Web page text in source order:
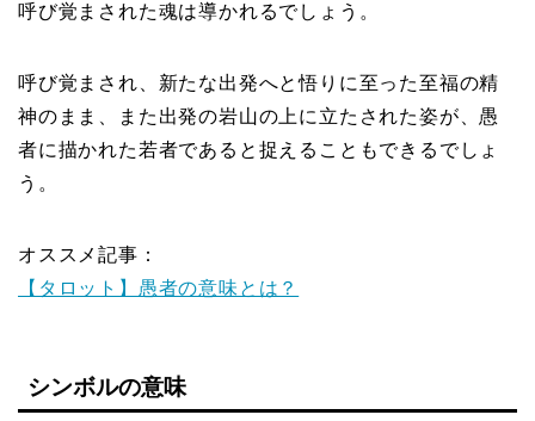
呼び覚まされた魂は導かれるでしょう。
呼び覚まされ、新たな出発へと悟りに至った至福の精
神のまま、また出発の岩山の上に立たされた姿が、愚
者に描かれた若者であると捉えることもできるでしょ
う。
オススメ記事：
【タロット】愚者の意味とは？
シンボルの意味